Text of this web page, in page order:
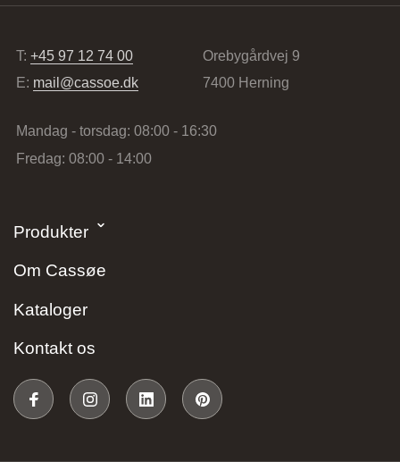
T:+45 97 12 74 00
E: mail@cassoe.dk
Orebygårdvej 9
7400 Herning
Mandag - torsdag: 08:00 - 16:30
Fredag: 08:00 - 14:00
Produkter
Om Cassøe
Kataloger
Kontakt os
Industrivænget 16, 3400 Hillerød, Danmark
JKE Design – Glostrup